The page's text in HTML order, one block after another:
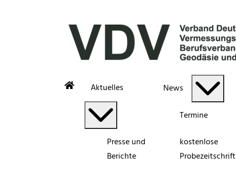
Aktuelles
Presse und
Berichte
News
Termine
kostenlose
Probezeitschrift